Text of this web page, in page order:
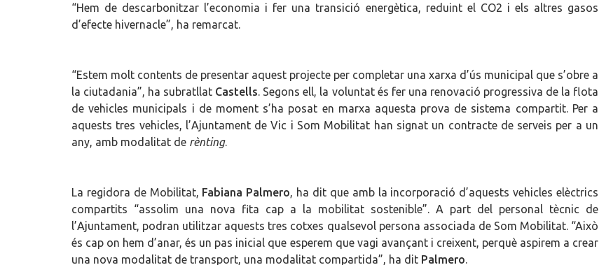
“Hem de descarbonitzar l’economia i fer una transició energètica, reduint el CO2 i els altres gasos
d’efecte hivernacle”, ha remarcat.
“Estem molt contents de presentar aquest projecte per completar una xarxa d’ús municipal que s’obre a
la ciutadania”, ha subratllat Castells. Segons ell, la voluntat és fer una renovació progressiva de la flota
de vehicles municipals i de moment s’ha posat en marxa aquesta prova de sistema compartit. Per a
aquests tres vehicles, l’Ajuntament de Vic i Som Mobilitat han signat un contracte de serveis per a un
any, amb modalitat de rènting.
La regidora de Mobilitat, Fabiana Palmero, ha dit que amb la incorporació d’aquests vehicles elèctrics
compartits “assolim una nova fita cap a la mobilitat sostenible”. A part del personal tècnic de
l’Ajuntament, podran utilitzar aquests tres cotxes qualsevol persona associada de Som Mobilitat. “Això
és cap on hem d’anar, és un pas inicial que esperem que vagi avançant i creixent, perquè aspirem a crear
una nova modalitat de transport, una modalitat compartida”, ha dit Palmero.